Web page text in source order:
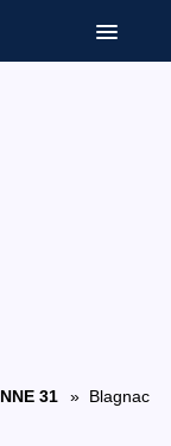
31 » Blagnac